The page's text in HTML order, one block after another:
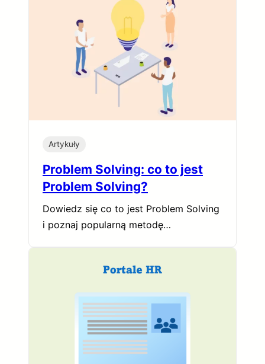
Artykuły
Problem Solving: co to jest
Problem Solving?
Dowiedz się co to jest Problem Solving
i poznaj popularną metodę…